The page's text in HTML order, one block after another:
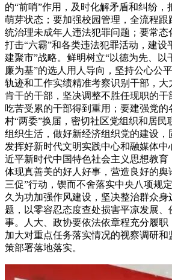
的“前哨”作用，及时化解矛盾和纠纷，
萌芽状态；要加强校园管理，全流程跟
统治理未成年人违法犯罪问题；要常
打击“六霸”和各类违法犯罪活动，建设
建聚市”战略。鲜明树立“以德为先、以
廉为基”的选人用人导向，坚持公心公
轨迹和工作实绩精准考察识别干部，
肯干的干部，坚决调整不胜任现职的干
吃苦受累的干部得到重用；要建强党
村“两委”换届，密切社区党组织和居民
组织生活，做好新经济组织党的建设
发挥好新时代文明实践中心和融媒体中
近平新时代中国特色社会主义思想教育
体现真善美的好人好事，营造良好的舆
三促”行动，锲而不舍落实中央八项规
久为功加强作风建设，坚决整治群众身
题，以零容忍态度查处损害平凉发展、
事。人大、政协要依法依章程充分履职
加大对重点任务落实情况的视察调研
策部署落地落实。